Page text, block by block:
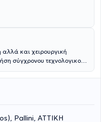
αλλά και χειρουργική
σύγχρονου τεχνολογικού
στις ανάγκες
Pallini, ΑΤΤΙΚΗ